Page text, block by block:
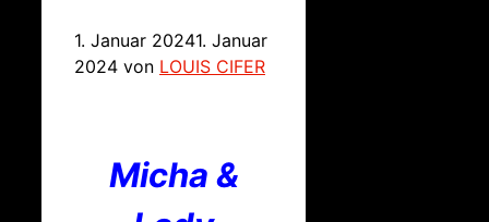
1. Januar 20241. Januar
2024 von LOUIS CIFER
Micha &